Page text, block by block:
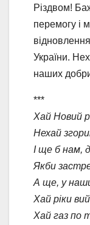
Різдвом!
перемогу і
України.
наших
***
Хай Новий
Нехай
І ще б нам,
Якби
А ще, у
Хай ріки
Хай газ по